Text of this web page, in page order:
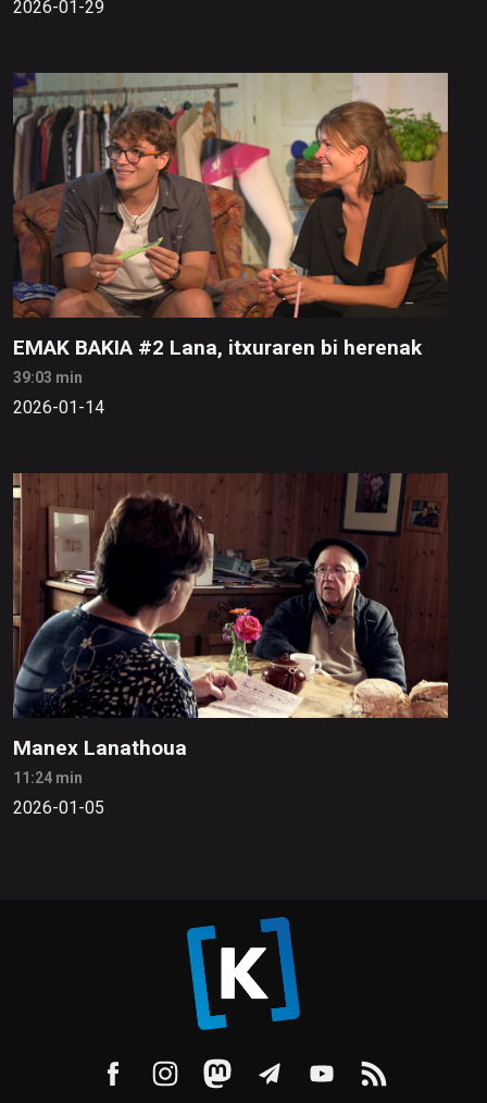
2026-01-29
EMAK BAKIA #2 Lana, itxuraren bi herenak
39:03 min
2026-01-14
Manex Lanathoua
11:24 min
2026-01-05